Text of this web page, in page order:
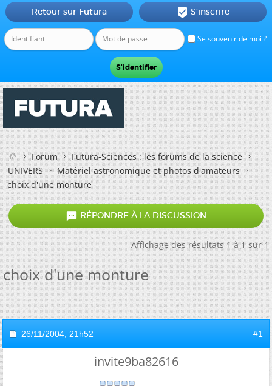
Se souvenir de moi ?
Retour sur Futura  S'inscrire
Forum
Futura-Sciences : les forums de la science
UNIVERS
Matériel astronomique et photos d'amateurs
choix d'une monture
 RÉPONDRE À LA DISCUSSION
Affichage des résultats 1 à 1 sur 1
choix d'une monture
26/11/2004, 21h52 #1
invite9ba82616